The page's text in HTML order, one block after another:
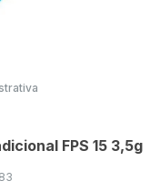
FPS 15 3,5g